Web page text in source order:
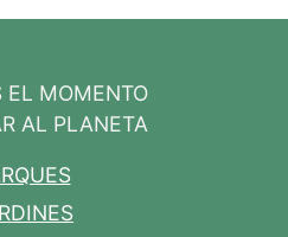
EL MOMENTO
AL PLANETA